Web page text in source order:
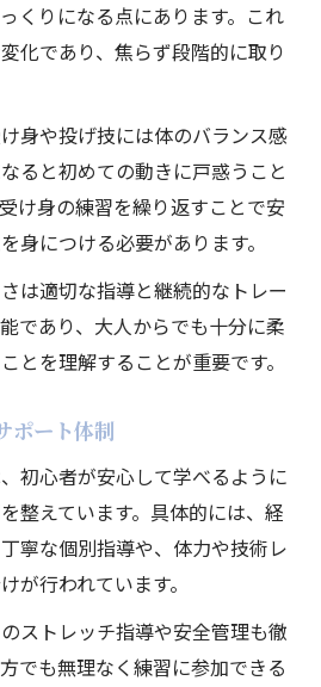
くりになる点にあります。これ
化であり、焦らず段階的に取り
身や投げ技には体のバランス感
ると初めての動きに戸惑うこと
け身の練習を繰り返すことで安
身につける必要があります。
は適切な指導と継続的なトレー
であり、大人からでも十分に柔
とを理解することが重要です。
ポート体制
初心者が安心して学べるように
整えています。具体的には、経
寧な個別指導や、体力や技術レ
が行われています。
ストレッチ指導や安全管理も徹
でも無理なく練習に参加できる